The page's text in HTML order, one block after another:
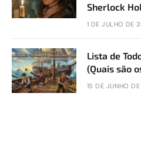
Sherlock
1 DE JULHO DE
Lista de
(Quais são
15 DE JUNHO